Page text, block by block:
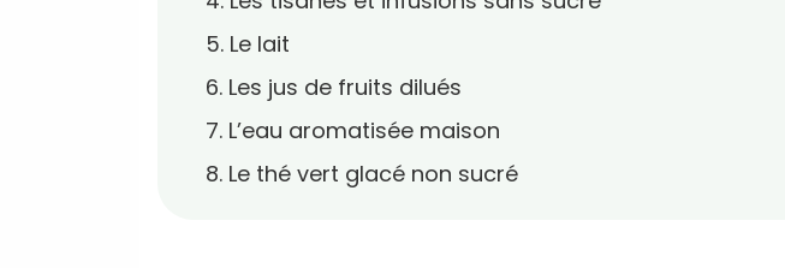
5. Le lait
6. Les jus de fruits dilués
7. L’eau aromatisée maison
8. Le thé vert glacé non sucré